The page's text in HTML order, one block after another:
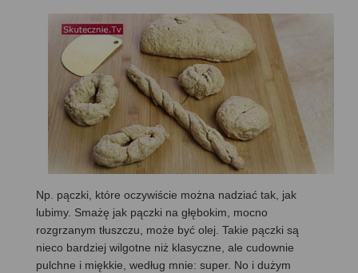
Np. pączki, które oczywiście można nadziać tak, jak
lubimy. Smażę jak pączki na głębokim, mocno
rozgrzanym tłuszczu, może być olej. Takie pączki są
nieco bardziej wilgotne niż klasyczne, ale cudownie
pulchne i miękkie, według mnie: super. No i dużym